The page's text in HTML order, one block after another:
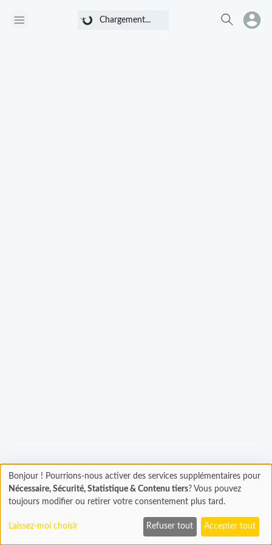
Chargement...
Chargement... Chargement
En cours...
Bonjour ! Pourrions-nous activer des services supplémentaires pour
Nécessaire, Sécurité, Statistique & Contenu tiers? Vous pouvez
toujours modifier ou retirer votre consentement plus tard.
Laissez-moi choisir Refuser tout Accepter tout